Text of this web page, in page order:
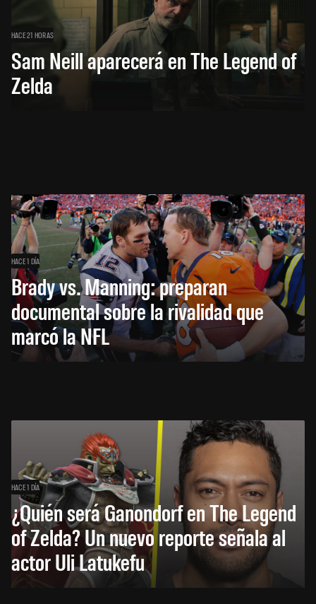
HACE 21 HORAS
Sam Neill aparecerá en The Legend of
Zelda
HACE 1 DÍA
Brady vs. Manning: preparan
documental sobre la rivalidad que
marcó la NFL
HACE 1 DÍA
¿Quién será Ganondorf en The Legend
of Zelda? Un nuevo reporte señala al
actor Uli Latukefu